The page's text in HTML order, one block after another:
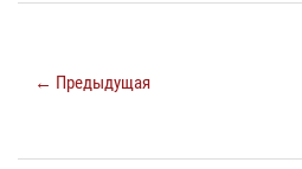
← Предыдущая